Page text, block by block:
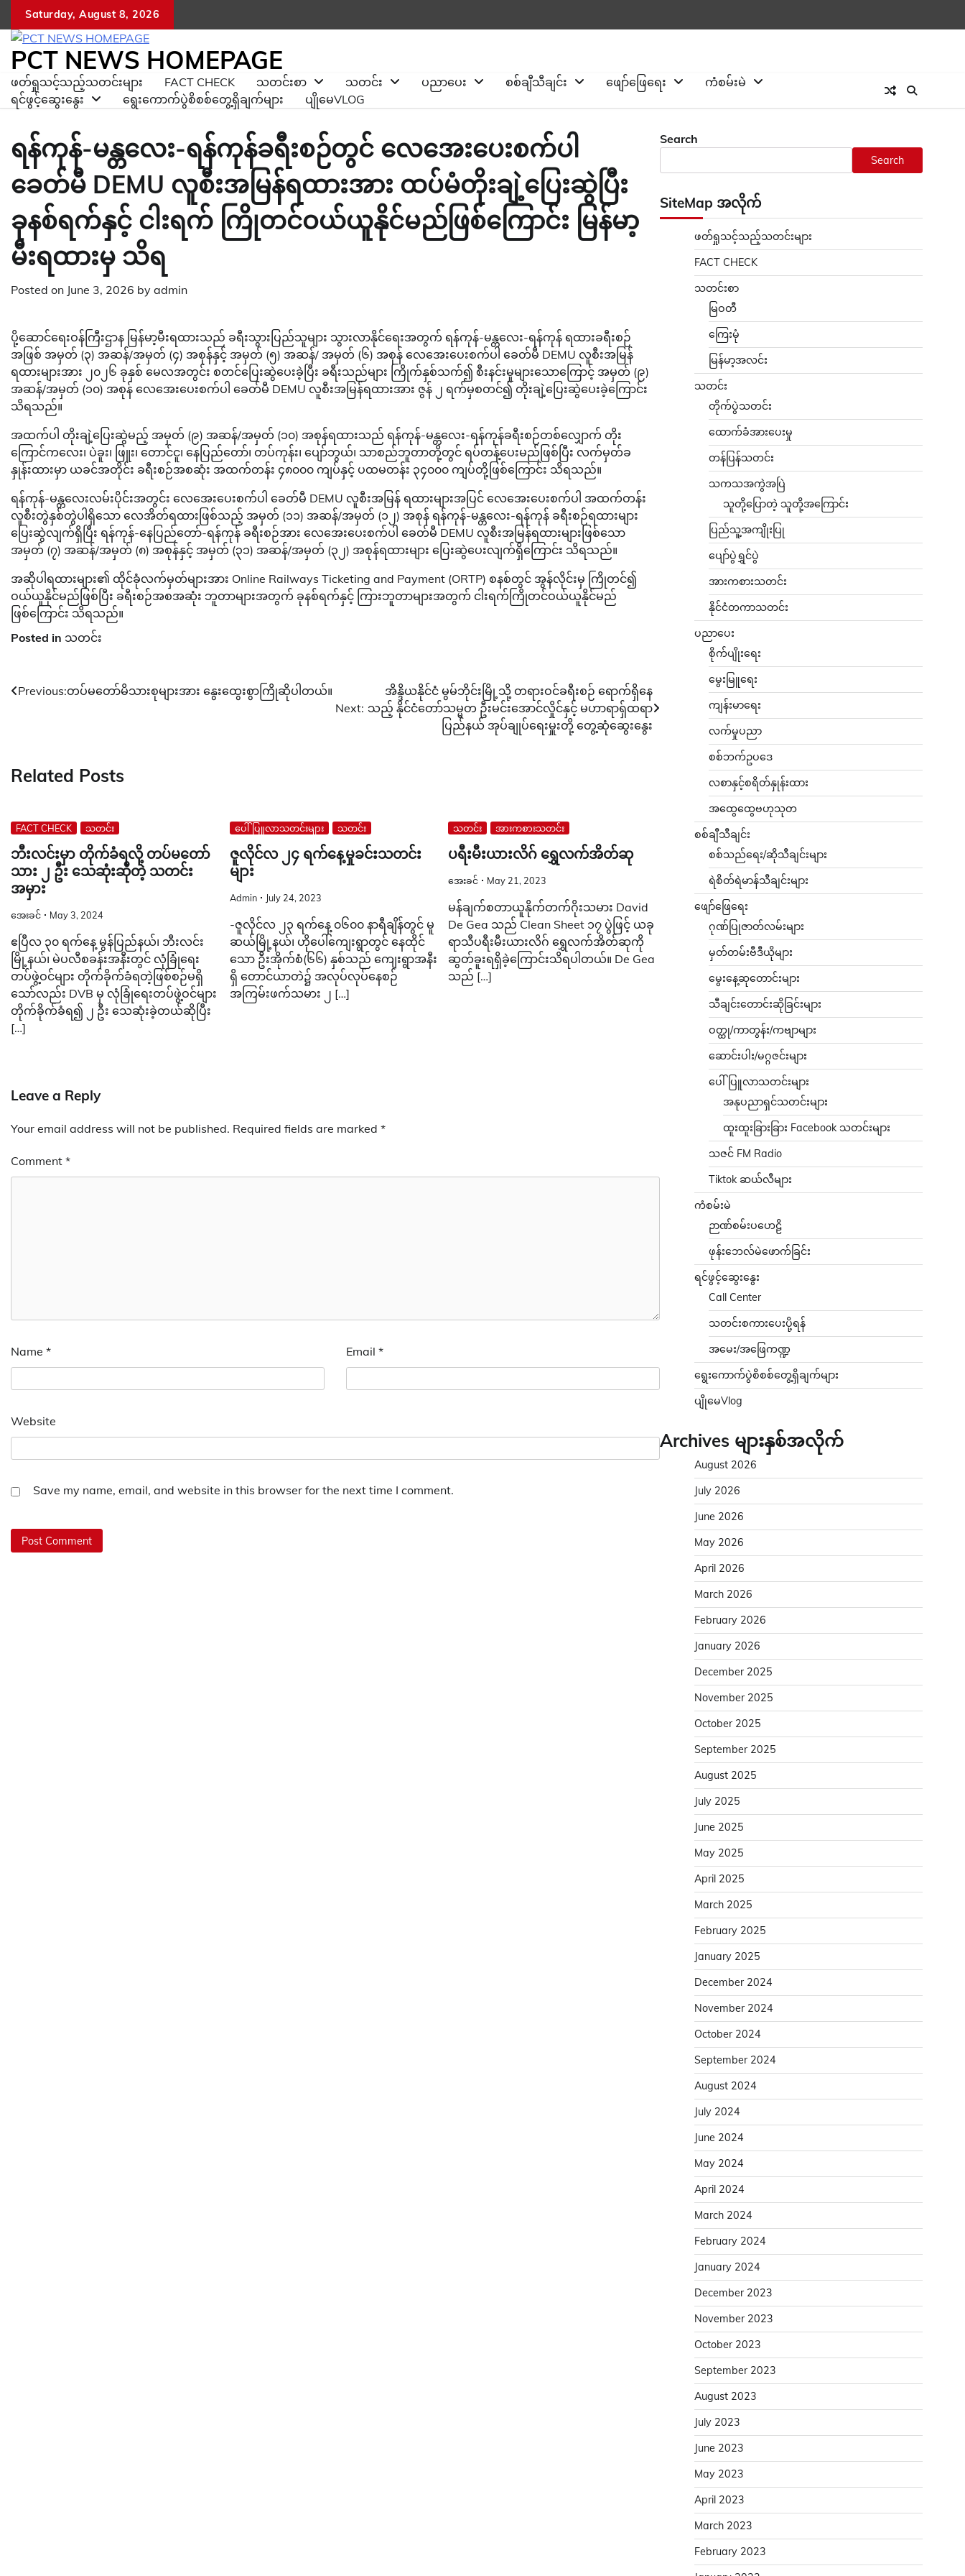
content
Saturday, August 8, 2026
PCT NEWS HOMEPAGE
ဖတ်ရှုသင့်သည့်သတင်းများ FACT CHECK သတင်းစာ သတင်း ပညာပေး စစ်ချီသီချင်း ဖျော်ဖြေရေး
ကံစမ်းမဲ
ရင်ဖွင့်ဆွေးနွေး
ရွေးကောက်ပွဲစိစစ်တွေ့ရှိချက်များ ပျိုမေVLOG
ရန်ကုန်-မန္တလေး-ရန်ကုန်ခရီးစဉ်တွင် လေအေးပေးစက်ပါ
ခေတ်မီ DEMU လူစီးအမြန်ရထားအား ထပ်မံတိုးချဲ့ပြေးဆွဲပြီး
ခုနစ်ရက်နှင့် ငါးရက် ကြိုတင်ဝယ်ယူနိုင်မည်ဖြစ်ကြောင်း မြန်မာ့
မီးရထားမှ သိရ
Posted on June 3, 2026 by admin
ပို့ဆောင်ရေးဝန်ကြီးဌာန မြန်မာ့မီးရထားသည် ခရီးသွားပြည်သူများ သွားလာနိုင်ရေးအတွက် ရန်ကုန်-မန္တလေး-ရန်ကုန် ရထားခရီးစဉ်
အဖြစ် အမှတ် (၃) အဆန်/အမှတ် (၄) အစုန်နှင့် အမှတ် (၅) အဆန်/ အမှတ် (၆) အစုန် လေအေးပေးစက်ပါ ခေတ်မီ DEMU လူစီးအမြန်
ရထားများအား ၂၀၂၆ ခုနှစ် မေလအတွင်း စတင်ပြေးဆွဲပေးခဲ့ပြီး ခရီးသည်များ ကြိုက်နှစ်သက်၍ စီးနင်းမှုများသောကြောင့် အမှတ် (၉)
အဆန်/အမှတ် (၁၀) အစုန် လေအေးပေးစက်ပါ ခေတ်မီ DEMU လူစီးအမြန်ရထားအား ဇွန် ၂ ရက်မှစတင်၍ တိုးချဲ့ပြေးဆွဲပေးခဲ့ကြောင်း
သိရသည်။
အထက်ပါ တိုးချဲ့ပြေးဆွဲမည့် အမှတ် (၉) အဆန်/အမှတ် (၁၀) အစုန်ရထားသည် ရန်ကုန်-မန္တလေး-ရန်ကုန်ခရီးစဉ်တစ်လျှောက် တိုး
ကြောင်ကလေး၊ ပဲခူး၊ ဖြူး၊ တောင်ငူ၊ နေပြည်တော်၊ တပ်ကုန်း၊ ပျော်ဘွယ်၊ သာစည်ဘူတာတို့တွင် ရပ်တန့်ပေးမည်ဖြစ်ပြီး လက်မှတ်ခ
နှုန်းထားမှာ ယခင်အတိုင်း ခရီးစဉ်အစဆုံး အထက်တန်း ၄၈၀၀၀ ကျပ်နှင့် ပထမတန်း ၃၄၀၀၀ ကျပ်တို့ဖြစ်ကြောင်း သိရသည်။
ရန်ကုန်-မန္တလေးလမ်းပိုင်းအတွင်း လေအေးပေးစက်ပါ ခေတ်မီ DEMU လူစီးအမြန် ရထားများအပြင် လေအေးပေးစက်ပါ အထက်တန်း
လူစီးတွဲနှစ်တွဲပါရှိသော လေအိတ်ရထားဖြစ်သည့် အမှတ် (၁၁) အဆန်/အမှတ် (၁၂) အစုန် ရန်ကုန်-မန္တလေး-ရန်ကုန် ခရီးစဉ်ရထားများ
ပြေးဆွဲလျက်ရှိပြီး ရန်ကုန်-နေပြည်တော်-ရန်ကုန် ခရီးစဉ်အား လေအေးပေးစက်ပါ ခေတ်မီ DEMU လူစီးအမြန်ရထားများဖြစ်သော
အမှတ် (၇) အဆန်/အမှတ် (၈) အစုန်နှင့် အမှတ် (၃၁) အဆန်/အမှတ် (၃၂) အစုန်ရထားများ ပြေးဆွဲပေးလျက်ရှိကြောင်း သိရသည်။
အဆိုပါရထားများ၏ ထိုင်ခုံလက်မှတ်များအား Online Railways Ticketing and Payment (ORTP) စနစ်တွင် အွန်လိုင်းမှ ကြိုတင်၍
ဝယ်ယူနိုင်မည်ဖြစ်ပြီး ခရီးစဉ်အစအဆုံး ဘူတာများအတွက် ခုနစ်ရက်နှင့် ကြားဘူတာများအတွက် ငါးရက်ကြိုတင်ဝယ်ယူနိုင်မည်
ဖြစ်ကြောင်း သိရသည်။
Posted in သတင်း
Post
Previous:တပ်မတော်မိသားစုများအား နွေးထွေးစွာကြိုဆိုပါတယ်။
Next:
အိန္ဒိယနိုင်ငံ မွမ်ဘိုင်းမြို့သို့ တရားဝင်ခရီးစဉ် ရောက်ရှိနေ
သည့် နိုင်ငံတော်သမ္မတ ဦးမင်းအောင်လှိုင်နှင့် မဟာရာရှ်ထရာ
ပြည်နယ် အုပ်ချုပ်ရေးမှူးတို့ တွေ့ဆုံဆွေးနွေး
Related Posts
FACT CHECK သတင်း
ဘီးလင်းမှာ တိုက်ခံရလို့ တပ်မတော်
သား ၂ ဦး သေဆုံးဆိုတဲ့ သတင်း
အမှား
အေးခင် May 3, 2024
ဧပြီလ ၃၀ ရက်နေ့ မွန်ပြည်နယ်၊ ဘီးလင်း
မြို့နယ်၊ မဲပလီစခန်းအနီးတွင် လုံခြုံရေး
တပ်ဖွဲ့ဝင်များ တိုက်ခိုက်ခံရတဲ့ဖြစ်စဉ်မရှိ
သော်လည်း DVB မှ လုံခြုံရေးတပ်ဖွဲ့ဝင်များ
တိုက်ခိုက်ခံရ၍ ၂ ဦး သေဆုံးခဲ့တယ်ဆိုပြီး
[…]
ပေါ်ပြူလာသတင်းများ သတင်း
ဇူလိုင်လ ၂၄ ရက်နေ့မှုခင်းသတင်း
များ
Admin July 24, 2023
-ဇူလိုင်လ ၂၃ ရက်နေ့ ၀၆၀၀ နာရီချိန်တွင် မူ
ဆယ်မြို့နယ်၊ ဟိုပေါ်ကျေးရွာတွင် နေထိုင်
သော ဦးအိုက်စံ(၆၆) နှစ်သည် ကျေးရွာအနီး
ရှိ တောင်ယာတဲ၌ အလုပ်လုပ်နေစဉ်
အကြမ်းဖက်သမား ၂ […]
သတင်း အားကစားသတင်း
ပရီးမီးယားလိဂ် ရွှေလက်အိတ်ဆု
အေးခင် May 21, 2023
မန်ချက်စတာယူနိုက်တက်ဂိုးသမား David
De Gea သည် Clean Sheet ၁၇ ပွဲဖြင့် ယခု
ရာသီပရီးမီးယားလိဂ် ရွှေလက်အိတ်ဆုကို
ဆွတ်ခူးရရှိခဲ့ကြောင်းသိရပါတယ်။ De Gea
သည် […]
Leave a Reply
Your email address will not be published. Required fields are marked *
Comment *
Name * Email *
Website
Save my name, email, and website in this browser for the next time I comment.
Search
Search
SiteMap အလိုက်
ဖတ်ရှုသင့်သည့်သတင်းများ
FACT CHECK
သတင်းစာ
မြဝတီ
ကြေးမုံ
မြန်မာ့အလင်း
သတင်း
တိုက်ပွဲသတင်း
ထောက်ခံအားပေးမှု
တန်ပြန်သတင်း
သကသအကွဲအပြဲ
သူတို့ပြောတဲ့ သူတို့အကြောင်း
ပြည်သူ့အကျိုးပြု
ပျော်ပွဲရွှင်ပွဲ
အားကစားသတင်း
နိုင်ငံတကာသတင်း
ပညာပေး
စိုက်ပျိုးရေး
မွေးမြူရေး
ကျန်းမာရေး
လက်မှုပညာ
စစ်ဘက်ဥပဒေ
လစာနှင့်စရိတ်နှုန်းထား
အထွေထွေဗဟုသုတ
စစ်ချီသီချင်း
စစ်သည်ရေး/ဆိုသီချင်းများ
ရဲစိတ်ရဲမာန်သီချင်းများ
ဖျော်ဖြေရေး
ဂုဏ်ပြုဇာတ်လမ်းများ
မှတ်တမ်းဗီဒီယိုများ
မွေးနေ့ဆုတောင်းများ
သီချင်းတောင်းဆိုခြင်းများ
ဝတ္ထု/ကာတွန်း/ကဗျာများ
ဆောင်းပါး/မဂ္ဂဇင်းများ
ပေါ်ပြူလာသတင်းများ
အနုပညာရှင်သတင်းများ
ထူးထူးခြားခြား Facebook သတင်းများ
သဇင် FM Radio
Tiktok ဆယ်လီများ
ကံစမ်းမဲ
ဉာဏ်စမ်းပဟေဠိ
ဖုန်းဘေလ်မဲဖောက်ခြင်း
ရင်ဖွင့်ဆွေးနွေး
Call Center
သတင်းစကားပေးပို့ရန်
အမေး/အဖြေကဏ္ဍ
ရွေးကောက်ပွဲစိစစ်တွေ့ရှိချက်များ
ပျိုမေVlog
Archives များနှစ်အလိုက်
August 2026
July 2026
June 2026
May 2026
April 2026
March 2026
February 2026
January 2026
December 2025
November 2025
October 2025
September 2025
August 2025
July 2025
June 2025
May 2025
April 2025
March 2025
February 2025
January 2025
December 2024
November 2024
October 2024
September 2024
August 2024
July 2024
June 2024
May 2024
April 2024
March 2024
February 2024
January 2024
December 2023
November 2023
October 2023
September 2023
August 2023
July 2023
June 2023
May 2023
April 2023
March 2023
February 2023